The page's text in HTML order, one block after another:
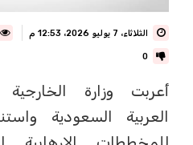
الثلاثاء، 7 يوليو 2026، 12:53 م
0
أعربت وزارة
العربية السعودية